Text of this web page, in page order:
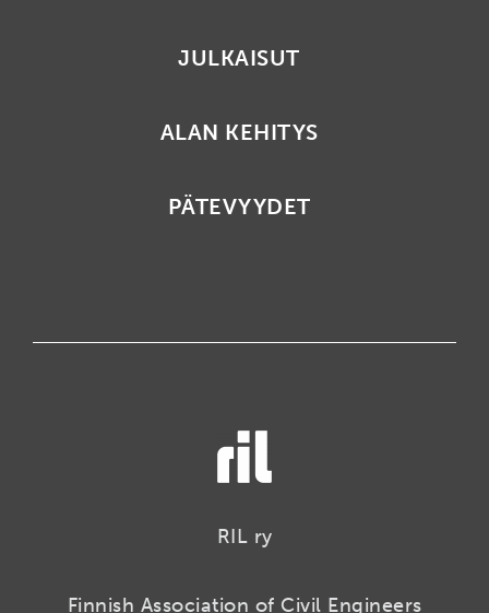
JULKAISUT
ALAN KEHITYS
PÄTEVYYDET
RIL ry
Finnish Association of Civil Engineers